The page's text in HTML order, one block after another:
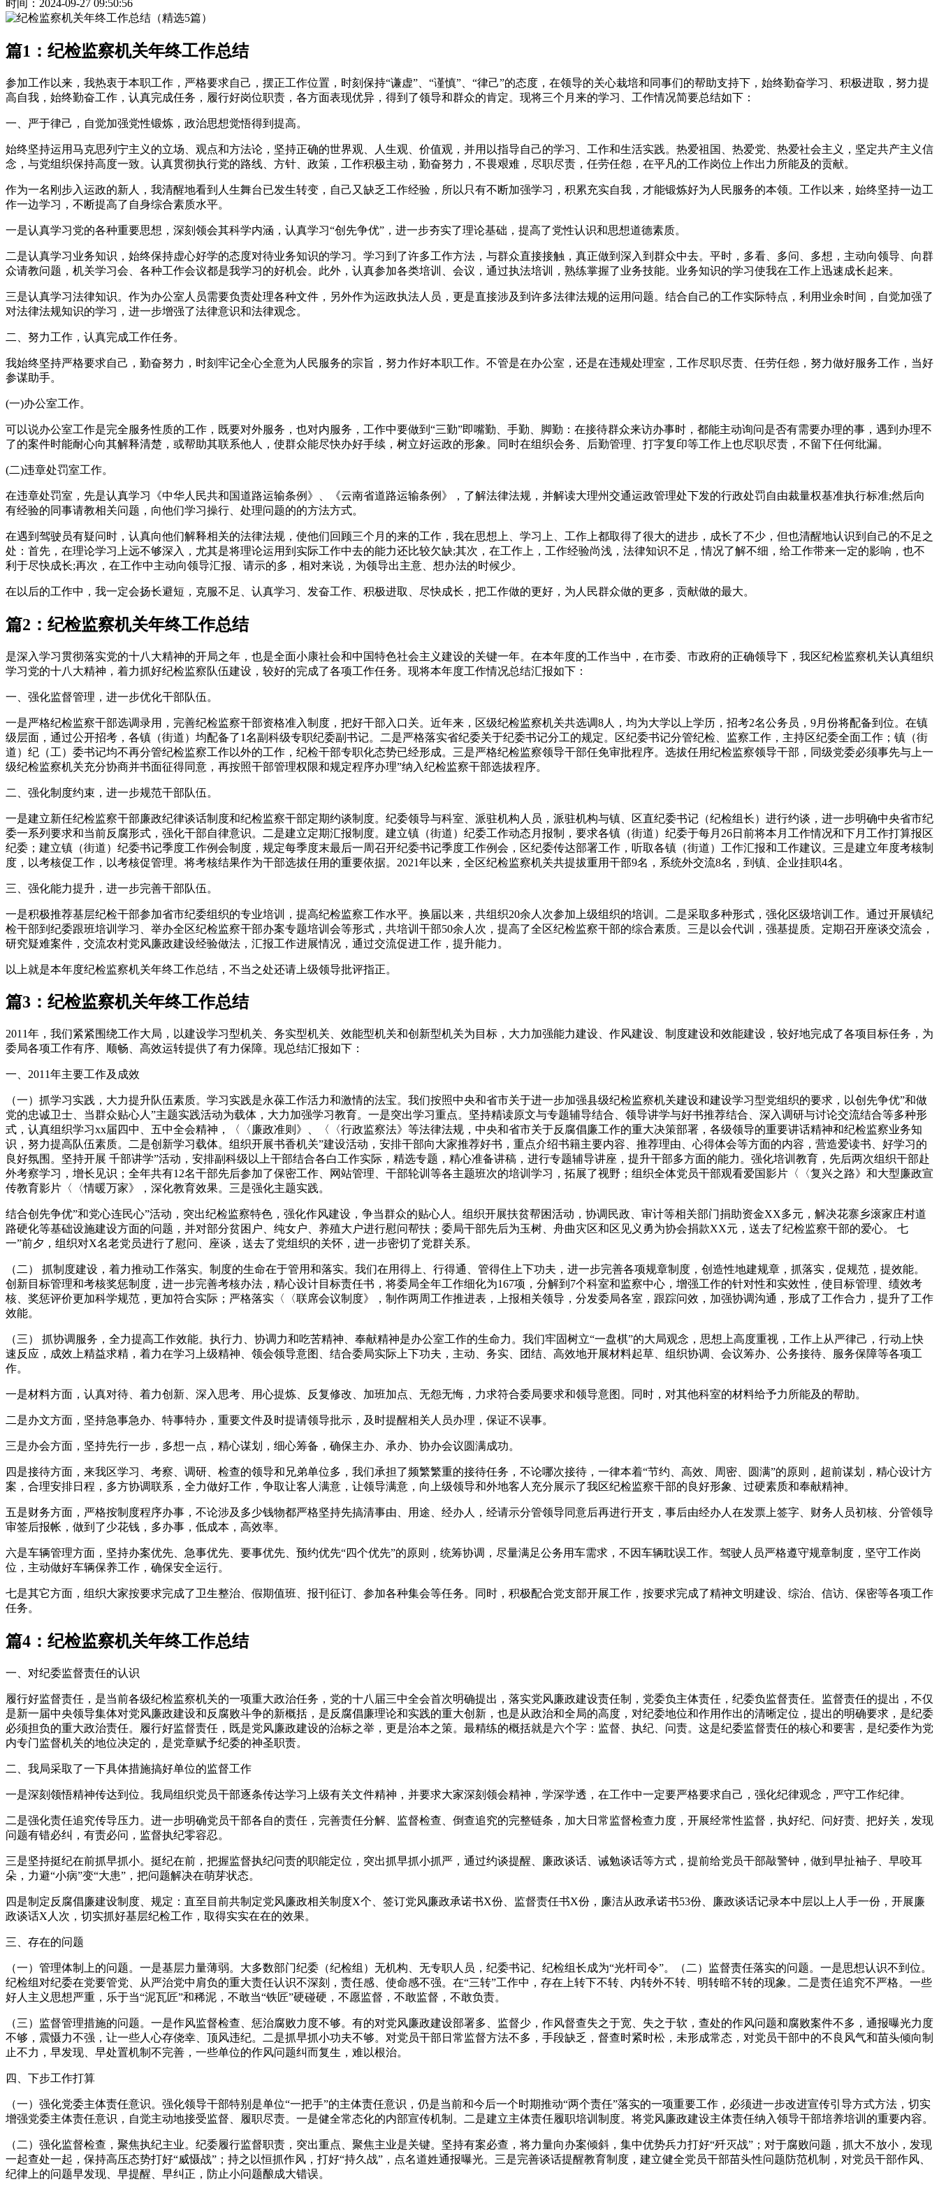
时间：2024-09-27 09:50:56
篇1：纪检监察机关年终工作总结
参加工作以来，我热衷于本职工作，严格要求自己，摆正工作位置，时刻保持“谦虚”、“谨慎”、“律己”的态度，在领导的关心栽培和同事们的帮助支持下，始终勤奋学习、积极进取，努力提
高自我，始终勤奋工作，认真完成任务，履行好岗位职责，各方面表现优异，得到了领导和群众的肯定。现将三个月来的学习、工作情况简要总结如下：
一、严于律己，自觉加强党性锻炼，政治思想觉悟得到提高。
始终坚持运用马克思列宁主义的立场、观点和方法论，坚持正确的世界观、人生观、价值观，并用以指导自己的学习、工作和生活实践。热爱祖国、热爱党、热爱社会主义，坚定共产主义信
念，与党组织保持高度一致。认真贯彻执行党的路线、方针、政策，工作积极主动，勤奋努力，不畏艰难，尽职尽责，任劳任怨，在平凡的工作岗位上作出力所能及的贡献。
作为一名刚步入运政的新人，我清醒地看到人生舞台已发生转变，自己又缺乏工作经验，所以只有不断加强学习，积累充实自我，才能锻炼好为人民服务的本领。工作以来，始终坚持一边工
作一边学习，不断提高了自身综合素质水平。
一是认真学习党的各种重要思想，深刻领会其科学内涵，认真学习“创先争优”，进一步夯实了理论基础，提高了党性认识和思想道德素质。
二是认真学习业务知识，始终保持虚心好学的态度对待业务知识的学习。学习到了许多工作方法，与群众直接接触，真正做到深入到群众中去。平时，多看、多问、多想，主动向领导、向群
众请教问题，机关学习会、各种工作会议都是我学习的好机会。此外，认真参加各类培训、会议，通过执法培训，熟练掌握了业务技能。业务知识的学习使我在工作上迅速成长起来。
三是认真学习法律知识。作为办公室人员需要负责处理各种文件，另外作为运政执法人员，更是直接涉及到许多法律法规的运用问题。结合自己的工作实际特点，利用业余时间，自觉加强了
对法律法规知识的学习，进一步增强了法律意识和法律观念。
二、努力工作，认真完成工作任务。
我始终坚持严格要求自己，勤奋努力，时刻牢记全心全意为人民服务的宗旨，努力作好本职工作。不管是在办公室，还是在违规处理室，工作尽职尽责、任劳任怨，努力做好服务工作，当好
参谋助手。
(一)办公室工作。
可以说办公室工作是完全服务性质的工作，既要对外服务，也对内服务，工作中要做到“三勤”即嘴勤、手勤、脚勤：在接待群众来访办事时，都能主动询问是否有需要办理的事，遇到办理不
了的案件时能耐心向其解释清楚，或帮助其联系他人，使群众能尽快办好手续，树立好运政的形象。同时在组织会务、后勤管理、打字复印等工作上也尽职尽责，不留下任何纰漏。
(二)违章处罚室工作。
在违章处罚室，先是认真学习《中华人民共和国道路运输条例》、《云南省道路运输条例》，了解法律法规，并解读大理州交通运政管理处下发的行政处罚自由裁量权基准执行标准;然后向
有经验的同事请教相关问题，向他们学习操行、处理问题的的方法方式。
在遇到驾驶员有疑问时，认真向他们解释相关的法律法规，使他们回顾三个月的来的工作，我在思想上、学习上、工作上都取得了很大的进步，成长了不少，但也清醒地认识到自己的不足之
处：首先，在理论学习上远不够深入，尤其是将理论运用到实际工作中去的能力还比较欠缺;其次，在工作上，工作经验尚浅，法律知识不足，情况了解不细，给工作带来一定的影响，也不
利于尽快成长;再次，在工作中主动向领导汇报、请示的多，相对来说，为领导出主意、想办法的时候少。
在以后的工作中，我一定会扬长避短，克服不足、认真学习、发奋工作、积极进取、尽快成长，把工作做的更好，为人民群众做的更多，贡献做的最大。
篇2：纪检监察机关年终工作总结
是深入学习贯彻落实党的十八大精神的开局之年，也是全面小康社会和中国特色社会主义建设的关键一年。在本年度的工作当中，在市委、市政府的正确领导下，我区纪检监察机关认真组织
学习党的十八大精神，着力抓好纪检监察队伍建设，较好的完成了各项工作任务。现将本年度工作情况总结汇报如下：
一、强化监督管理，进一步优化干部队伍。
一是严格纪检监察干部选调录用，完善纪检监察干部资格准入制度，把好干部入口关。近年来，区级纪检监察机关共选调8人，均为大学以上学历，招考2名公务员，9月份将配备到位。在镇
级层面，通过公开招考，各镇（街道）均配备了1名副科级专职纪委副书记。二是严格落实省纪委关于纪委书记分工的规定。区纪委书记分管纪检、监察工作，主持区纪委全面工作；镇（街
道）纪（工）委书记均不再分管纪检监察工作以外的工作，纪检干部专职化态势已经形成。三是严格纪检监察领导干部任免审批程序。选拔任用纪检监察领导干部，同级党委必须事先与上一
级纪检监察机关充分协商并书面征得同意，再按照干部管理权限和规定程序办理”纳入纪检监察干部选拔程序。
二、强化制度约束，进一步规范干部队伍。
一是建立新任纪检监察干部廉政纪律谈话制度和纪检监察干部定期约谈制度。纪委领导与科室、派驻机构人员，派驻机构与镇、区直纪委书记（纪检组长）进行约谈，进一步明确中央省市纪
委一系列要求和当前反腐形式，强化干部自律意识。二是建立定期汇报制度。建立镇（街道）纪委工作动态月报制，要求各镇（街道）纪委于每月26日前将本月工作情况和下月工作打算报区
纪委；建立镇（街道）纪委书记季度工作例会制度，规定每季度末最后一周召开纪委书记季度工作例会，区纪委传达部署工作，听取各镇（街道）工作汇报和工作建议。三是建立年度考核制
度，以考核促工作，以考核促管理。将考核结果作为干部选拔任用的重要依据。2021年以来，全区纪检监察机关共提拔重用干部9名，系统外交流8名，到镇、企业挂职4名。
三、强化能力提升，进一步完善干部队伍。
一是积极推荐基层纪检干部参加省市纪委组织的专业培训，提高纪检监察工作水平。换届以来，共组织20余人次参加上级组织的培训。二是采取多种形式，强化区级培训工作。通过开展镇纪
检干部到纪委跟班培训学习、举办全区纪检监察干部办案专题培训会等形式，共培训干部50余人次，提高了全区纪检监察干部的综合素质。三是以会代训，强基提质。定期召开座谈交流会，
研究疑难案件，交流农村党风廉政建设经验做法，汇报工作进展情况，通过交流促进工作，提升能力。
以上就是本年度纪检监察机关年终工作总结，不当之处还请上级领导批评指正。
篇3：纪检监察机关年终工作总结
2011年，我们紧紧围绕工作大局，以建设学习型机关、务实型机关、效能型机关和创新型机关为目标，大力加强能力建设、作风建设、制度建设和效能建设，较好地完成了各项目标任务，为
委局各项工作有序、顺畅、高效运转提供了有力保障。现总结汇报如下：
一、2011年主要工作及成效
（一）抓学习实践，大力提升队伍素质。学习实践是永葆工作活力和激情的法宝。我们按照中央和省市关于进一步加强县级纪检监察机关建设和建设学习型党组织的要求，以创先争优”和做
党的忠诚卫士、当群众贴心人”主题实践活动为载体，大力加强学习教育。一是突出学习重点。坚持精读原文与专题辅导结合、领导讲学与好书推荐结合、深入调研与讨论交流结合等多种形
式，认真组织学习xx届四中、五中全会精神，〈〈廉政准则》、〈〈行政监察法》等法律法规，中央和省市关于反腐倡廉工作的重大决策部署，各级领导的重要讲话精神和纪检监察业务知
识，努力提高队伍素质。二是创新学习载体。组织开展书香机关”建设活动，安排干部向大家推荐好书，重点介绍书籍主要内容、推荐理由、心得体会等方面的内容，营造爱读书、好学习的
良好氛围。坚持开展 千部讲学”活动，安排副科级以上干部结合各白工作实际，精选专题，精心准备讲稿，进行专题辅导讲座，提升干部多方面的能力。强化培训教育，先后两次组织干部赴
外考察学习，增长见识；全年共有12名干部先后参加了保密工作、网站管理、干部轮训等各主题班次的培训学习，拓展了视野；组织全体党员干部观看爱国影片〈〈复兴之路》和大型廉政宣
传教育影片〈〈情暖万家》，深化教育效果。三是强化主题实践。
结合创先争优”和党心连民心”活动，突出纪检监察特色，强化作风建设，争当群众的贴心人。组织开展扶贫帮困活动，协调民政、审计等相关部门捐助资金XX多元，解决花寨乡滚家庄村道
路硬化等基础设施建设方面的问题，并对部分贫困户、纯女户、养殖大户进行慰问帮扶；委局干部先后为玉树、舟曲灾区和区见义勇为协会捐款XX元，送去了纪检监察干部的爱心。 七
一”前夕，组织对X名老党员进行了慰问、座谈，送去了党组织的关怀，进一步密切了党群关系。
（二） 抓制度建设，着力推动工作落实。制度的生命在于管用和落实。我们在用得上、行得通、管得住上下功夫，进一步完善各项规章制度，创造性地建规章，抓落实，促规范，提效能。
创新目标管理和考核奖惩制度，进一步完善考核办法，精心设计目标责任书，将委局全年工作细化为167项，分解到7个科室和监察中心，增强工作的针对性和实效性，使目标管理、绩效考
核、奖惩评价更加科学规范，更加符合实际；严格落实〈〈联席会议制度》，制作两周工作推进表，上报相关领导，分发委局各室，跟踪问效，加强协调沟通，形成了工作合力，提升了工作
效能。
（三） 抓协调服务，全力提高工作效能。执行力、协调力和吃苦精神、奉献精神是办公室工作的生命力。我们牢固树立“一盘棋”的大局观念，思想上高度重视，工作上从严律己，行动上快
速反应，成效上精益求精，着力在学习上级精神、领会领导意图、结合委局实际上下功夫，主动、务实、团结、高效地开展材料起草、组织协调、会议筹办、公务接待、服务保障等各项工
作。
一是材料方面，认真对待、着力创新、深入思考、用心提炼、反复修改、加班加点、无怨无悔，力求符合委局要求和领导意图。同时，对其他科室的材料给予力所能及的帮助。
二是办文方面，坚持急事急办、特事特办，重要文件及时提请领导批示，及时提醒相关人员办理，保证不误事。
三是办会方面，坚持先行一步，多想一点，精心谋划，细心筹备，确保主办、承办、协办会议圆满成功。
四是接待方面，来我区学习、考察、调研、检查的领导和兄弟单位多，我们承担了频繁繁重的接待任务，不论哪次接待，一律本着“节约、高效、周密、圆满”的原则，超前谋划，精心设计方
案，合理安排日程，多方协调联系，全力做好工作，争取让客人满意，让领导满意，向上级领导和外地客人充分展示了我区纪检监察干部的良好形象、过硬素质和奉献精神。
五是财务方面，严格按制度程序办事，不论涉及多少钱物都严格坚持先搞清事由、用途、经办人，经请示分管领导同意后再进行开支，事后由经办人在发票上签字、财务人员初核、分管领导
审签后报帐，做到了少花钱，多办事，低成本，高效率。
六是车辆管理方面，坚持办案优先、急事优先、要事优先、预约优先“四个优先”的原则，统筹协调，尽量满足公务用车需求，不因车辆耽误工作。驾驶人员严格遵守规章制度，坚守工作岗
位，主动做好车辆保养工作，确保安全运行。
七是其它方面，组织大家按要求完成了卫生整治、假期值班、报刊征订、参加各种集会等任务。同时，积极配合党支部开展工作，按要求完成了精神文明建设、综治、信访、保密等各项工作
任务。
篇4：纪检监察机关年终工作总结
一、对纪委监督责任的认识
履行好监督责任，是当前各级纪检监察机关的一项重大政治任务，党的十八届三中全会首次明确提出，落实党风廉政建设责任制，党委负主体责任，纪委负监督责任。监督责任的提出，不仅
是新一届中央领导集体对党风廉政建设和反腐败斗争的新概括，是反腐倡廉理论和实践的重大创新，也是从政治和全局的高度，对纪委地位和作用作出的清晰定位，提出的明确要求，是纪委
必须担负的重大政治责任。履行好监督责任，既是党风廉政建设的治标之举，更是治本之策。最精练的概括就是六个字：监督、执纪、问责。这是纪委监督责任的核心和要害，是纪委作为党
内专门监督机关的地位决定的，是党章赋予纪委的神圣职责。
二、我局采取了一下具体措施搞好单位的监督工作
一是深刻领悟精神传达到位。我局组织党员干部逐条传达学习上级有关文件精神，并要求大家深刻领会精神，学深学透，在工作中一定要严格要求自己，强化纪律观念，严守工作纪律。
二是强化责任追究传导压力。进一步明确党员干部各自的责任，完善责任分解、监督检查、倒查追究的完整链条，加大日常监督检查力度，开展经常性监督，执好纪、问好责、把好关，发现
问题有错必纠，有责必问，监督执纪零容忍。
三是坚持挺纪在前抓早抓小。挺纪在前，把握监督执纪问责的职能定位，突出抓早抓小抓严，通过约谈提醒、廉政谈话、诫勉谈话等方式，提前给党员干部敲警钟，做到早扯袖子、早咬耳
朵，力避“小病”变“大患”，把问题解决在萌芽状态。
四是制定反腐倡廉建设制度、规定：直至目前共制定党风廉政相关制度X个、签订党风廉政承诺书X份、监督责任书X份，廉洁从政承诺书53份、廉政谈话记录本中层以上人手一份，开展廉
政谈话X人次，切实抓好基层纪检工作，取得实实在在的效果。
三、存在的问题
（一）管理体制上的问题。一是基层力量薄弱。大多数部门纪委（纪检组）无机构、无专职人员，纪委书记、纪检组长成为“光杆司令”。（二）监督责任落实的问题。一是思想认识不到位。
纪检组对纪委在党要管党、从严治党中肩负的重大责任认识不深刻，责任感、使命感不强。在“三转”工作中，存在上转下不转、内转外不转、明转暗不转的现象。二是责任追究不严格。一些
好人主义思想严重，乐于当“泥瓦匠”和稀泥，不敢当“铁匠”硬碰硬，不愿监督，不敢监督，不敢负责。
（三）监督管理措施的问题。一是作风监督检查、惩治腐败力度不够。有的对党风廉政建设部署多、监督少，作风督查失之于宽、失之于软，查处的作风问题和腐败案件不多，通报曝光力度
不够，震慑力不强，让一些人心存侥幸、顶风违纪。二是抓早抓小功夫不够。对党员干部日常监督方法不多，手段缺乏，督查时紧时松，未形成常态，对党员干部中的不良风气和苗头倾向制
止不力，早发现、早处置机制不完善，一些单位的作风问题纠而复生，难以根治。
四、下步工作打算
（一）强化党委主体责任意识。强化领导干部特别是单位“一把手”的主体责任意识，仍是当前和今后一个时期推动“两个责任”落实的一项重要工作，必须进一步改进宣传引导方式方法，切实
增强党委主体责任意识，自觉主动地接受监督、履职尽责。一是健全常态化的内部宣传机制。二是建立主体责任履职培训制度。将党风廉政建设主体责任纳入领导干部培养培训的重要内容。
（二）强化监督检查，聚焦执纪主业。纪委履行监督职责，突出重点、聚焦主业是关键。坚持有案必查，将力量向办案倾斜，集中优势兵力打好“歼灭战”；对于腐败问题，抓大不放小，发现
一起查处一起，保持高压态势打好“威慑战”；持之以恒抓作风，打好“持久战”，点名道姓通报曝光。三是完善谈话提醒教育制度，建立健全党员干部苗头性问题防范机制，对党员干部作风、
纪律上的问题早发现、早提醒、早纠正，防止小问题酿成大错误。